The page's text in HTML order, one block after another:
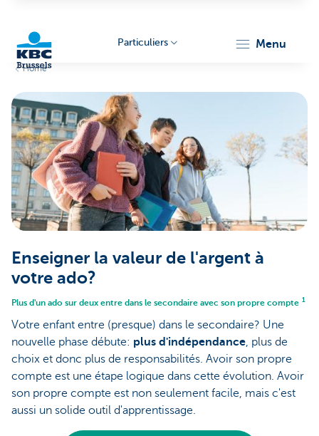
Brussels
Particuliers menu
Home
Enseigner la valeur de l'argent à
votre ado?
Plus d'un ado sur deux entre dans le secondaire avec son propre compte 1
Votre enfant entre (presque) dans le secondaire? Une
nouvelle phase débute: plus d'indépendance, plus de
choix et donc plus de responsabilités. Avoir son propre
compte est une étape logique dans cette évolution. Avoir
son propre compte est non seulement facile, mais c'est
aussi un solide outil d'apprentissage.